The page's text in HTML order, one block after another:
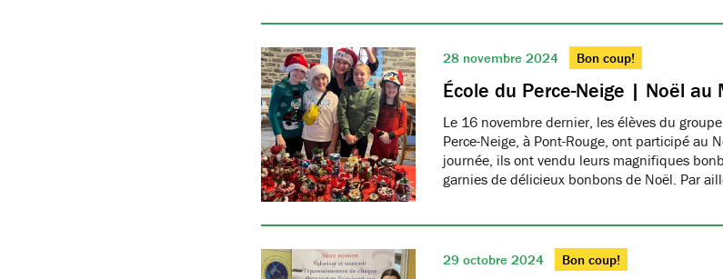
28 novembre 2024 Bon coup!
École du Perce-Neige | Noël au
Le 16 novembre dernier, les élèves du
Perce-Neige, à Pont-Rouge, ont participé au
journée, ils ont vendu leurs magnifiques
garnies de délicieux bonbons de Noël. Par
29 octobre 2024 Bon coup!